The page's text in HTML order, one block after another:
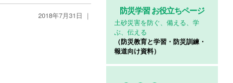
2018年7月31日 ｜ 防災学習お役立ちページ
土砂災害を防ぐ、備える、学
ぶ、伝える
（防災教育と学習・防災訓練・
報道向け資料）